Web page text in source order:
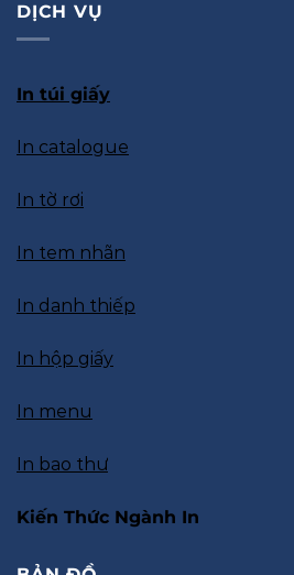
DỊCH VỤ
In túi giấy
In catalogue
In tờ rơi
In tem nhãn
In danh thiếp
In hộp giấy
In menu
In bao thư
Kiến Thức Ngành In